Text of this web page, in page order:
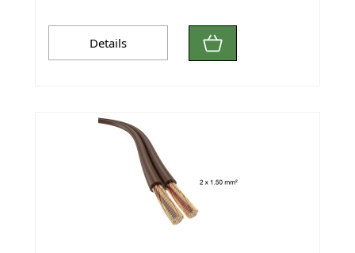
Details